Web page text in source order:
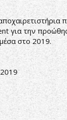
για την
στο 2019.